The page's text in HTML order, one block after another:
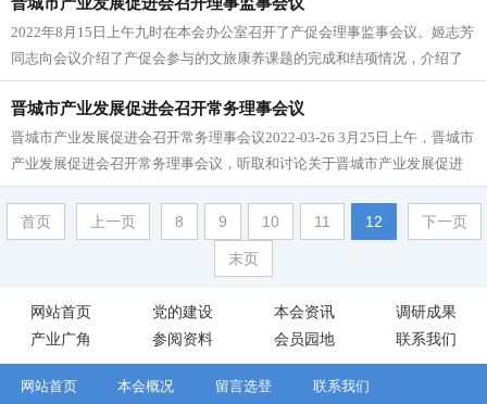
2022年8月15日上午九时在本会办公室召开了产促会理事监事会议。姬志芳
同志向会议介绍了产促会参与的文旅康养课题的完成和结项情况，介绍了
产促会参与晋城市统计局...
晋城市产业发展促进会召开常务理事会议
晋城市产业发展促进会召开常务理事会议2022-03-26 3月25日上午，晋城市
产业发展促进会召开常务理事会议，听取和讨论关于晋城市产业发展促进
会...
首页 上一页 8 9 10 11 12 下一页
末页
网站首页 党的建设 本会资讯
调研成果
产业广角
参阅资料 会员园地 联系我们
网站首页 本会概况 留言选登 联系我们